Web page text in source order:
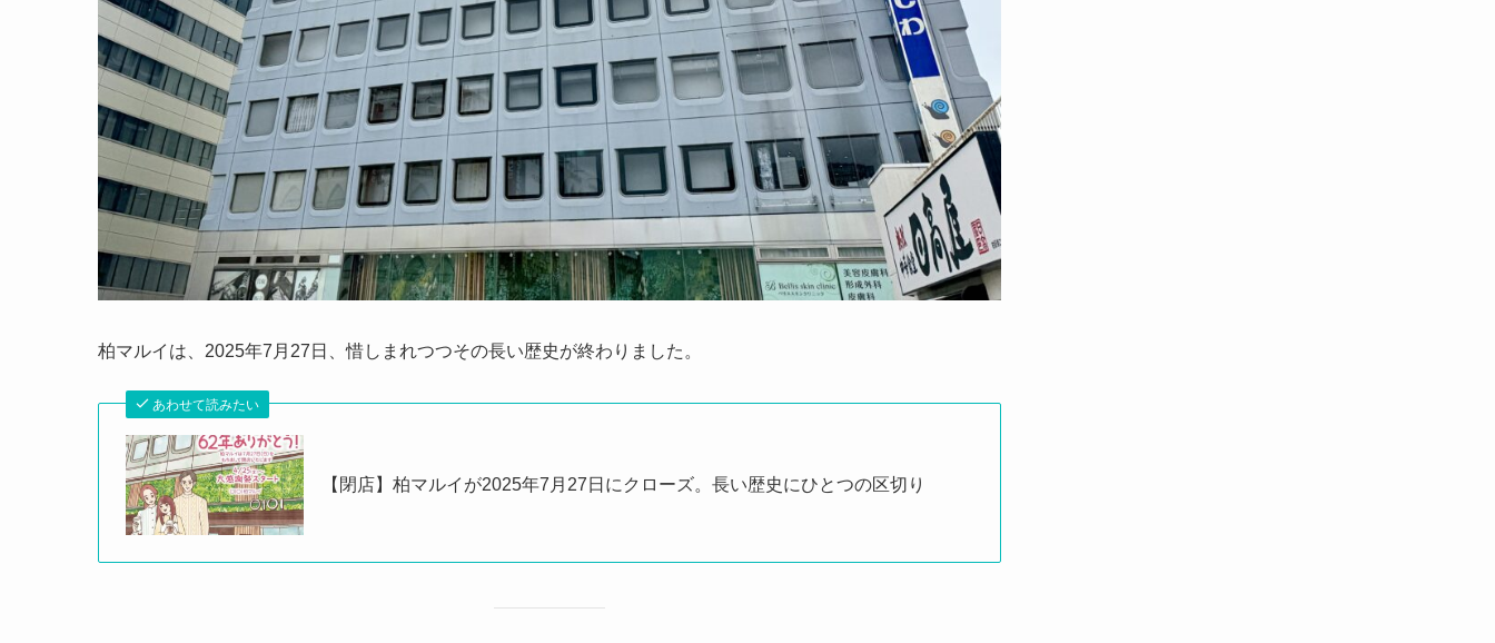
柏マルイは、2025年7月27日、惜しまれつつその長い歴史が終わりました。
あわせて読みたい
【閉店】柏マルイが2025年7月27日にクローズ。長い歴史にひとつの区切り